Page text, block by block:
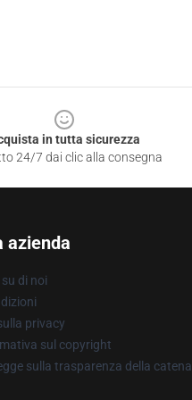
in tutta sicurezza
24/7 dai clic alla consegna
azienda
di noi
privacy
sul copyright
sulla trasparenza della catena